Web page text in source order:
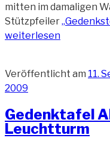
mitten im damaligen
Stützpfeiler
weiterlesen
Veröffentlicht am 11.
2009
Gedenktafel
Leuchtturm